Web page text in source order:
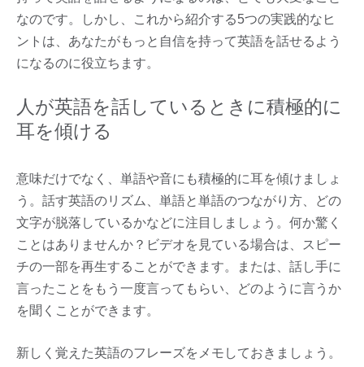
なのです。しかし、これから紹介する5つの実践的なヒ
ントは、あなたがもっと自信を持って英語を話せるよう
になるのに役立ちます。
人が英語を話しているときに積極的に
耳を傾ける
意味だけでなく、単語や音にも積極的に耳を傾けましょ
う。話す英語のリズム、単語と単語のつながり方、どの
文字が脱落しているかなどに注目しましょう。何か驚く
ことはありませんか？ビデオを見ている場合は、スピー
チの一部を再生することができます。または、話し手に
言ったことをもう一度言ってもらい、どのように言うか
を聞くことができます。
新しく覚えた英語のフレーズをメモしておきましょう。